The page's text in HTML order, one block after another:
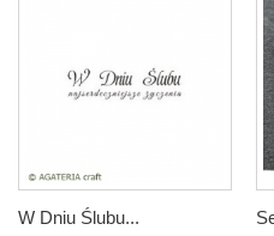
W Dniu Ślubu...